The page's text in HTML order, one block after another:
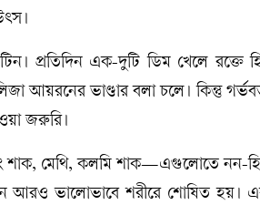
প্রতিদিন এক-দুটি ডিম খেলে রক্তে
আয়রনের ভাণ্ডার বলা চলে। কিন্তু
জরুরি।
মেথি, কলমি শাক—এগুলোতে নন-
ভালোভাবে শরীরে শোষিত হয়।